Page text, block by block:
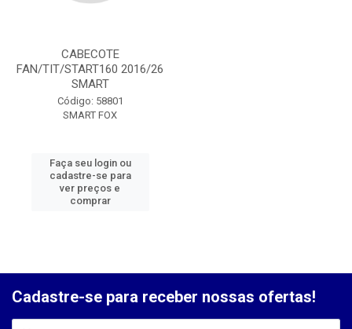
CABECOTE
FAN/TIT/START160 2016/26
SMART
Código: 58801
SMART FOX
Faça seu login ou
cadastre-se para
ver preços e
comprar
Cadastre-se para receber nossas ofertas!